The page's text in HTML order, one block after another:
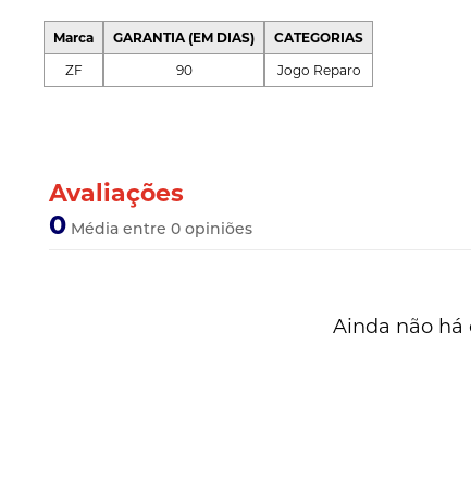
Marca
ZF
GARANTIA (EM DIAS)
90
CATEGORIAS
Jogo Reparo
Avaliações
0 Média entre 0 opiniões
Ainda não há